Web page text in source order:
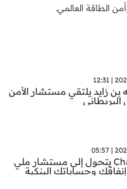
الطاقة العالمي.
بن زايد يلتقي مستشار الأمن
البريطاني
ChatGPT يتحول إلى مستشار ملي
وحساباتك البنكية